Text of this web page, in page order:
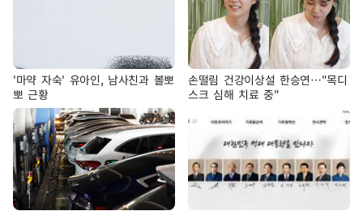
'마약 자숙' 유아인, 남사친과 볼뽀
뽀 근황
손떨림 건강이상설 한승연…"목디
스크 심해 치료 중"